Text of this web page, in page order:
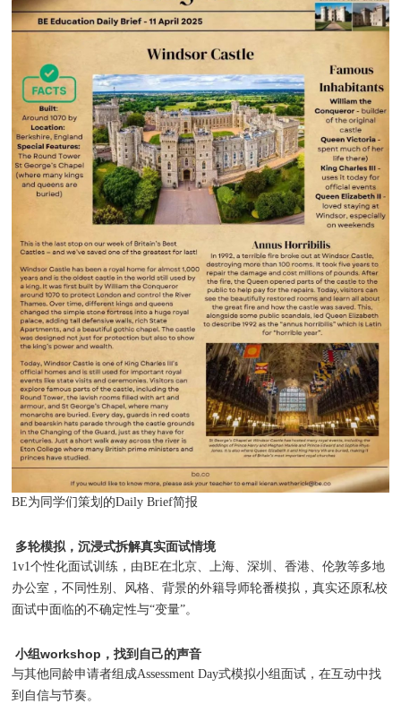
BE为同学们策划的Daily Brief简报
多轮模拟，沉浸式拆解真实面试情境
1v1个性化面试训练，由BE在北京、上海、深圳、香港、伦敦等多地
办公室，不同性别、风格、背景的外籍导师轮番模拟，真实还原私校
面试中面临的不确定性与“变量”。
小组workshop，找到自己的声音
与其他同龄申请者组成Assessment Day式模拟小组面试，在互动中找
到自信与节奏。